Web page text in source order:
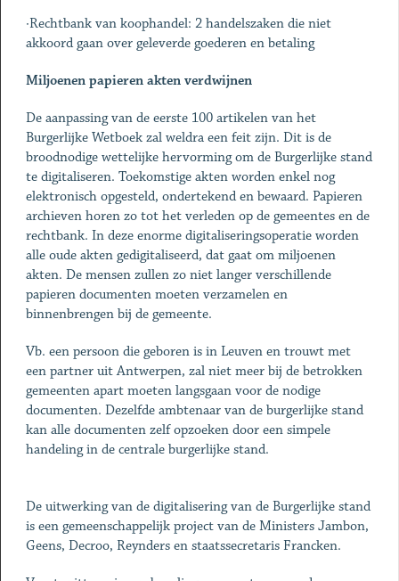
·Rechtbank van koophandel: 2 handelszaken die niet
akkoord gaan over geleverde goederen en betaling
Miljoenen papieren akten verdwijnen
De aanpassing van de eerste 100 artikelen van het
Burgerlijke Wetboek zal weldra een feit zijn. Dit is de
broodnodige wettelijke hervorming om de Burgerlijke stand
te digitaliseren. Toekomstige akten worden enkel nog
elektronisch opgesteld, ondertekend en bewaard. Papieren
archieven horen zo tot het verleden op de gemeentes en de
rechtbank. In deze enorme digitaliseringsoperatie worden
alle oude akten gedigitaliseerd, dat gaat om miljoenen
akten. De mensen zullen zo niet langer verschillende
papieren documenten moeten verzamelen en
binnenbrengen bij de gemeente.
Vb. een persoon die geboren is in Leuven en trouwt met
een partner uit Antwerpen, zal niet meer bij de betrokken
gemeenten apart moeten langsgaan voor de nodige
documenten. Dezelfde ambtenaar van de burgerlijke stand
kan alle documenten zelf opzoeken door een simpele
handeling in de centrale burgerlijke stand.
De uitwerking van de digitalisering van de Burgerlijke stand
is een gemeenschappelijk project van de Ministers Jambon,
Geens, Decroo, Reynders en staatssecretaris Francken.